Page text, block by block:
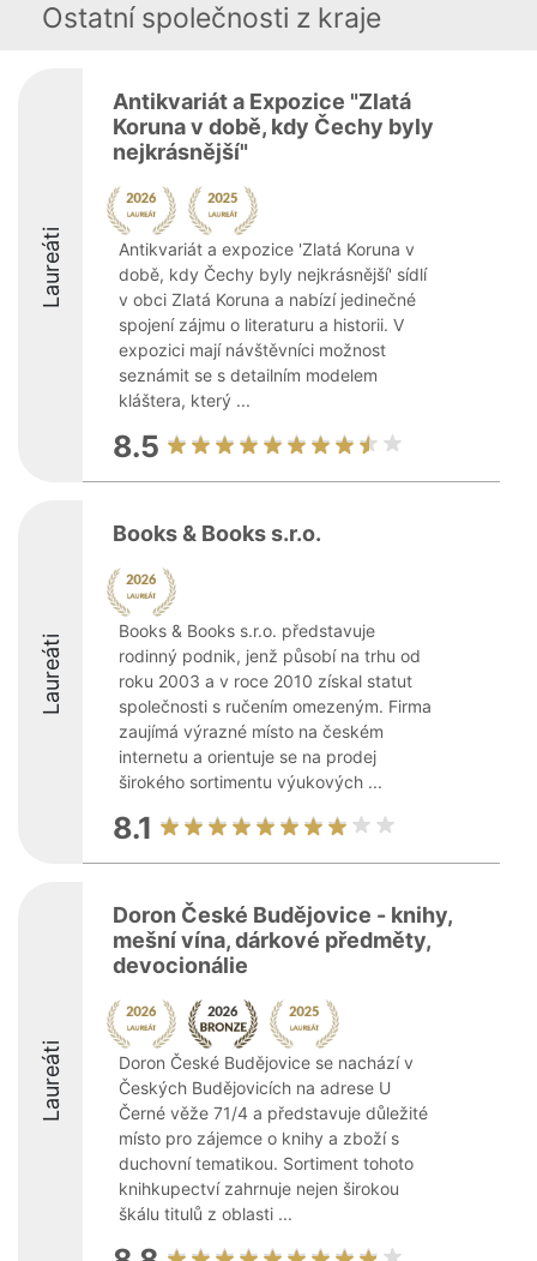
Ostatní společnosti z kraje
Laureáti
Antikvariát a Expozice "Zlatá
Koruna v době, kdy Čechy byly
nejkrásnější"
Antikvariát a expozice 'Zlatá Koruna v
době, kdy Čechy byly nejkrásnější' sídlí
v obci Zlatá Koruna a nabízí jedinečné
spojení zájmu o literaturu a historii. V
expozici mají návštěvníci možnost
seznámit se s detailním modelem
kláštera, který ...
8.5
Laureáti
Books & Books s.r.o.
Books & Books s.r.o. představuje
rodinný podnik, jenž působí na trhu od
roku 2003 a v roce 2010 získal statut
společnosti s ručením omezeným. Firma
zaujímá výrazné místo na českém
internetu a orientuje se na prodej
širokého sortimentu výukových ...
8.1
Laureáti
Doron České Budějovice - knihy,
mešní vína, dárkové předměty,
devocionálie
Doron České Budějovice se nachází v
Českých Budějovicích na adrese U
Černé věže 71/4 a představuje důležité
místo pro zájemce o knihy a zboží s
duchovní tematikou. Sortiment tohoto
knihkupectví zahrnuje nejen širokou
škálu titulů z oblasti ...